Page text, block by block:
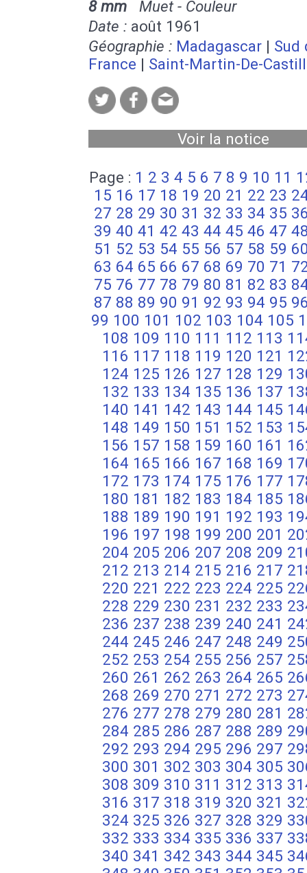
8 mm Muet - Couleur
Date : août 1961
Géographie : Madagascar | Sud
France | Saint-Martin-De-
Voir la notice
Page : 1 2 3 4 5 6 7 8 9 10 11
15 16 17 18 19 20 21 22 23
27 28 29 30 31 32 33 34 35
39 40 41 42 43 44 45 46 47
51 52 53 54 55 56 57 58 59
63 64 65 66 67 68 69 70 71
75 76 77 78 79 80 81 82 83
87 88 89 90 91 92 93 94 95
99 100 101 102 103 104 105
108 109 110 111 112 113
116 117 118 119 120 121
124 125 126 127 128 129
132 133 134 135 136 137
140 141 142 143 144 145
148 149 150 151 152 153
156 157 158 159 160 161
164 165 166 167 168 169
172 173 174 175 176 177
180 181 182 183 184 185
188 189 190 191 192 193
196 197 198 199 200 201
204 205 206 207 208 209
212 213 214 215 216 217
220 221 222 223 224 225
228 229 230 231 232 233
236 237 238 239 240 241
244 245 246 247 248 249
252 253 254 255 256 257
260 261 262 263 264 265
268 269 270 271 272 273
276 277 278 279 280 281
284 285 286 287 288 289
292 293 294 295 296 297
300 301 302 303 304 305
308 309 310 311 312 313
316 317 318 319 320 321
324 325 326 327 328 329
332 333 334 335 336 337
340 341 342 343 344 345